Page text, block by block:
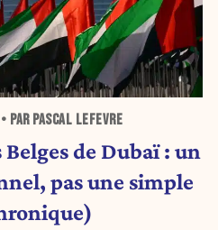
PAR PASCAL LEFEVRE
de Dubaï : un
pas une simple